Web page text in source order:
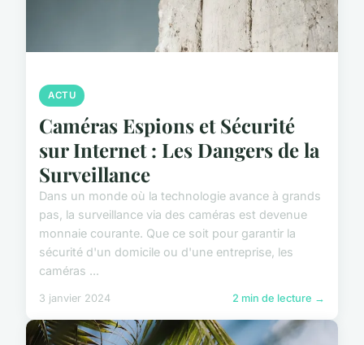
ACTU
Caméras Espions et Sécurité
sur Internet : Les Dangers de la
Surveillance
Dans un monde où la technologie avance à grands
pas, la surveillance via des caméras est devenue
monnaie courante. Que ce soit pour garantir la
sécurité d'un domicile ou d'une entreprise, les
caméras ...
3 janvier 2024 2 min de lecture →